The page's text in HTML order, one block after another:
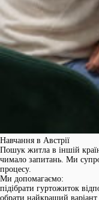
Навчання в Австрії
Пошук житла в іншій
чимало запитань. Ми
процесу.
Ми допомагаємо:
підібрати гуртожиток
обрати найкращий